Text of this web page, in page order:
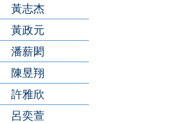
黃志杰
黃政元
潘薪閎
陳昱翔
許雅欣
呂奕萱